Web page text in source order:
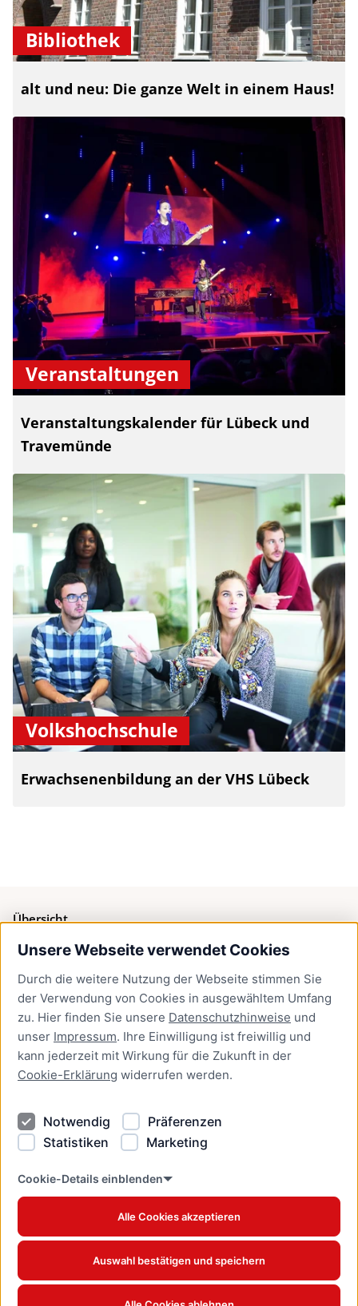
Unsere Webseite verwendet Cookies
Durch die weitere Nutzung der Webseite stimmen Sie
der Verwendung von Cookies in ausgewähltem Umfang
zu. Hier finden Sie unsere Datenschutzhinweise und
unser Impressum. Ihre Einwilligung ist freiwillig und
kann jederzeit mit Wirkung für die Zukunft in der
Cookie-Erklärung widerrufen werden.
Notwendig
Präferenzen
Statistiken
Marketing
Cookie-Details einblenden
Alle Cookies akzeptieren
Auswahl bestätigen und speichern
Bibliothek
alt und neu: Die ganze Welt in einem Haus!
Veranstaltungen
Veranstaltungskalender für Lübeck und
Travemünde
Volkshochschule
Erwachsenenbildung an der VHS Lübeck
Übersicht
Bürgerservice
Presse
Newsletter Lübeck:kompakt
Kontakt
Kontakt
Datenschutzhinweise
Barrierefreiheit
Cookie Erklärung
www.luebeck.de